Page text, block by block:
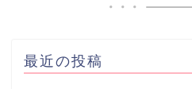
最近の投稿